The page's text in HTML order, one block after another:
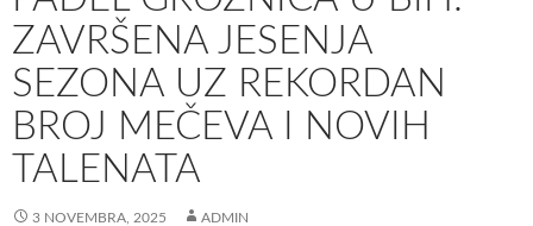
ZAVRŠENA JESENJA
SEZONA UZ REKORDAN
BROJ MEČEVA I NOVIH
TALENATA
3 NOVEMBRA, 2025 ADMIN